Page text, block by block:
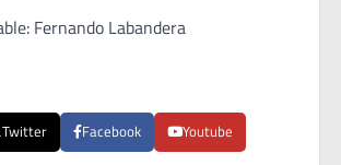
Fernando Labandera
Twitter Facebook Youtube